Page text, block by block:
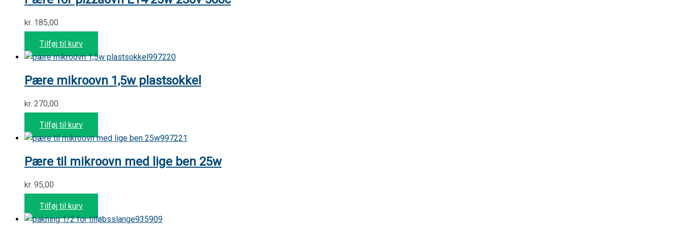
kr. 185,00
Tilføj til kurv
997220
Pære mikroovn 1,5w plastsokkel
kr. 270,00
Tilføj til kurv
997221
Pære til mikroovn med lige ben 25w
kr. 95,00
Tilføj til kurv
935909